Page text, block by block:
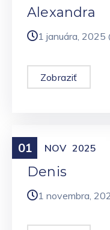
Alexandra
1 januára, 2025
Zobraziť
01 NOV 2025
Meniny
Denis
1 novembra,